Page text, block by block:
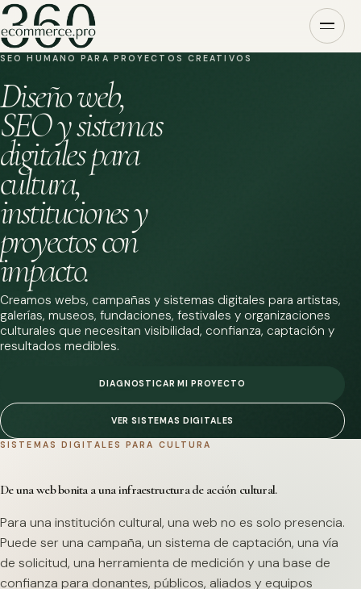
SEO HUMANO PARA PROYECTOS CREATIVOS
Diseño web,
SEO y sistemas
digitales para
cultura,
instituciones y
proyectos con
impacto.
Creamos webs, campañas y sistemas digitales para artistas,
galerías, museos, fundaciones, festivales y organizaciones
culturales que necesitan visibilidad, confianza, captación y
resultados medibles.
DIAGNOSTICAR MI PROYECTO
VER SISTEMAS DIGITALES
SISTEMAS DIGITALES PARA CULTURA
De una web bonita a una infraestructura de acción cultural.
Para una institución cultural, una web no es solo presencia.
Puede ser una campaña, un sistema de captación, una vía
de solicitud, una herramienta de medición y una base de
confianza para donantes, públicos, aliados y equipos